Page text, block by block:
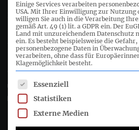
Deutsches Rechnungslegungs
Joachimsthaler Str. 34
10719 Berlin
+49 (0)30 20 64 12 - 0
+49 (0)30 20 64 12 - 15
info@drsc.de
Einige Services verarbeiten
USA. Mit Ihrer Einwilligung zur Nutzung
willigen Sie auch in die Verarbeitung
gemäß Art. 49 (1) lit. a GDPR ein. Der
Land mit unzureichendem Datenschutz
ein. Es besteht beispielsweise die
personenbezogene Daten in
verarbeiten, ohne dass für
Klagemöglichkeit besteht.
Es folgt eine Liste der Service-
Essenziell
Statistiken
Externe Medien